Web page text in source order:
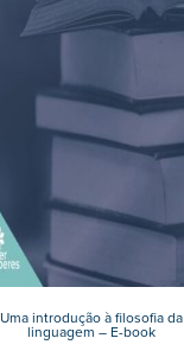
Uma introdução à filosofia da
linguagem – E-book